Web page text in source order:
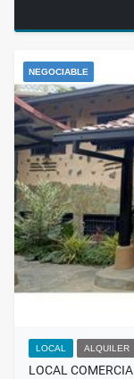
NEGOCIABLE
LOCAL ALQUILER
LOCAL